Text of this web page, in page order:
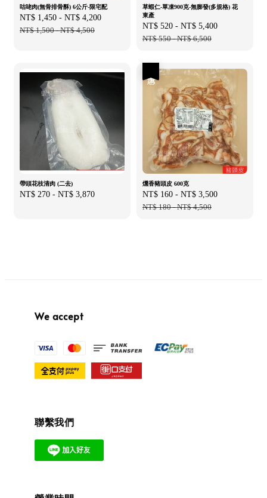
咕咾肉(無骨排骨酥) 6公斤-限宅配
Sale
price
NT$ 1,450 - NT$ 4,200
NT$ 1,500-NT$ 4,500
草蝦仁-單凍900克-無膨發(多規格) 花
東產
Sale
price
NT$ 520 - NT$ 5,400
NT$ 550-NT$ 6,500
帶頭花枝清肉 (二去)
Regular
NT$ 270 - NT$ 3,870
燻香豬頭皮 600克
Sale
price
NT$ 160 - NT$ 3,500
NT$ 180-NT$ 4,500
We accept
聯繫我們